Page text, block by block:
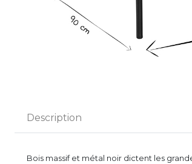
Description
Bois massif et métal noir dictent les